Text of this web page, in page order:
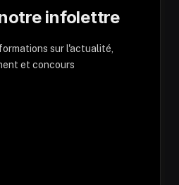
infolettre
sur l'actualité,
et concours